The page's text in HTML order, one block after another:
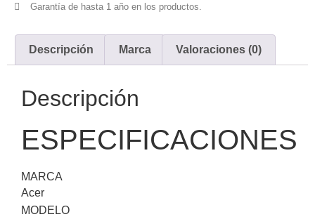
Garantía de hasta 1 año en los productos.
Descripción Marca Valoraciones (0)
Descripción
ESPECIFICACIONES
MARCA
Acer
MODELO